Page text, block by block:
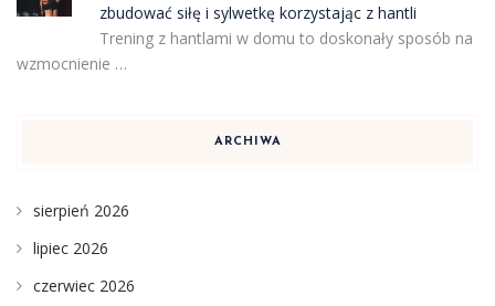
zbudować siłę i sylwetkę korzystając z hantli
Trening z hantlami w domu to doskonały sposób na
wzmocnienie …
ARCHIWA
sierpień 2026
lipiec 2026
czerwiec 2026